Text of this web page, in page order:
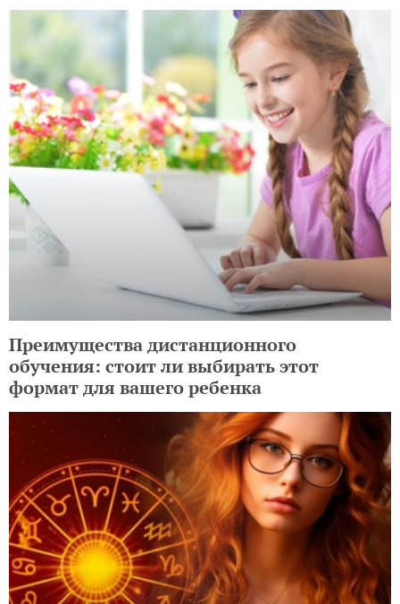
Преимущества дистанционного
обучения: стоит ли выбирать этот
формат для вашего ребенка